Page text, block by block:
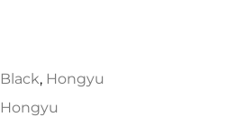
Black, Hongyu
Hongyu